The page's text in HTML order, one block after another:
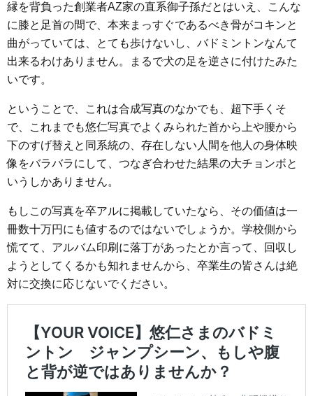
縁を背負った創業者AZ家の直系御子孫だとはいえ、こんな
に膝と足首の間で、本来まっすぐであるべき骨がコキンと
曲がっていては、とても歩けないし、バドミントンなんて
出来るわけありません。まるで犬の足を逆さに付けたみた
いです。
ということで、これは合成写真のなかでも、超下手くそ
で、これまでも悠仁写真でよくみられた首から上や腰から
下のすげ替えと同系統の、存在しない人間を他人の身体映
像をバラバラにして、つなぎ合わせた結果の大チョンボと
いうしかありません。
もしこの写真を卒アルに掲載していたなら、その価値は一
冊数十万円にも値するのではないでしょうか。学校側から
慌てて、アルバム印刷に落丁があったとか言って、回収し
ようとしてくるかも知れませんから、卒業生の皆さんは絶
対に交換に応じないでください。